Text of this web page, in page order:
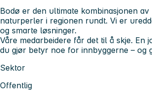
Bodø er den ultimate kombinasjonen
naturperler i regionen rundt. Vi er
og smarte løsninger.
Våre medarbeidere får det til å skje.
du gjør betyr noe for innbyggerne – og
Sektor
Offentlig